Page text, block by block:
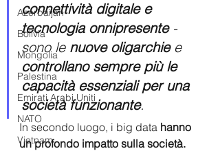
Azerbaijan
Bolivia
Mongolia
Palestina
Emirati Arabi Uniti
NATO
Vietnam
connettività digitale e
tecnologia onnipresente -
sono le nuove oligarchie e
controllano sempre più le
capacità essenziali per una
società funzionante.
In secondo luogo, i big data hanno
un profondo impatto sulla società.